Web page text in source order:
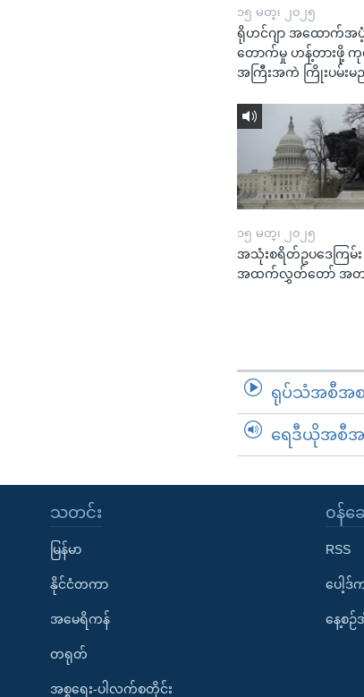
၁၅ မတ္၊ ၂၀၂၅
ရိုဟင်ဂျာ အထောက်အ
တောက်မှု ဟန့်တားဖို့
အကြီးအကဲ ကြိုးပမ်းမ
၁၅ မတ္၊ ၂၀၂၅
အသုံးစရိတ်ဥပဒေကြမ်
အထက်လွှတ်တော် အတ
ရုပ်သံအစီအစဉ်
ရေဒီယိုအစီအစ
သတင်း
မြန်မာ
နိုင်ငံတကာ
အမေရိကန်
တရုတ်
အစ္စရေး-ပါလက်စတိုင်း
၀န်ဆ
RSS
ပေါ့
နေ့စ